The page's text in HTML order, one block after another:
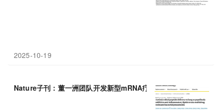
2025-10-19
Nature子刊：董一洲团队开发新型mRNA疗法，治疗多重 耐药